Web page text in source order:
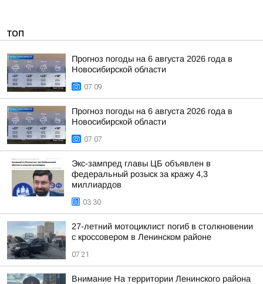
ТОП
Прогноз погоды на 6 августа 2026 года в
Новосибирской области
07:09
Прогноз погоды на 6 августа 2026 года в
Новосибирской области
07:07
Экс-зампред главы ЦБ объявлен в
федеральный розыск за кражу 4,3
миллиардов
03:30
27-летний мотоциклист погиб в столкновении
с кроссовером в Ленинском районе
07:21
Внимание На территории Ленинского района